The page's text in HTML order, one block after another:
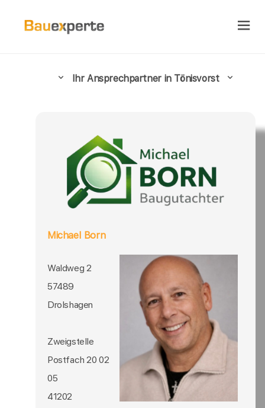
Ihr Ansprechpartner in Tönisvorst
Michael Born
Waldweg 2
57489
Drolshagen
Zweigstelle
Postfach 20 02
05
41202